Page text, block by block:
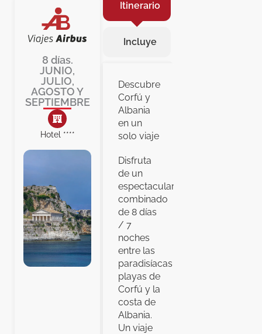
8 días.
JUNIO,
JULIO,
AGOSTO Y
SEPTIEMBRE
Hotel ****
Itinerario
Incluye
Descubre
Corfú y
Albania
en un
solo viaje
Disfruta
de un
espectacular
combinado
de 8 días
/ 7
noches
entre las
paradisíacas
playas de
Corfú y la
costa de
Albania.
Un viaje